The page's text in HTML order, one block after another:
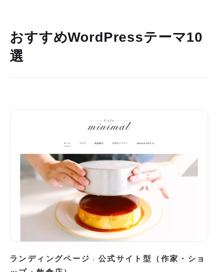
おすすめWordPressテーマ10
選
ランディングページ / 公式サイト型（作家・ショ